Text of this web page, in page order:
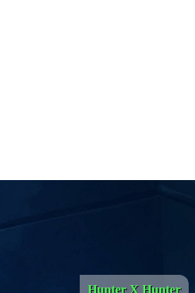
Hunter X Hunter